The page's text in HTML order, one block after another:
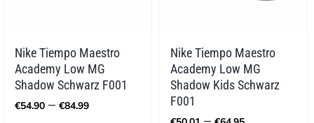
Nike Tiempo Maestro
Academy Low MG
Shadow Schwarz F001
€54.90 – €84.99Preisspanne:
Nike Tiempo Maestro
Academy Low MG
Shadow Kids Schwarz
F001